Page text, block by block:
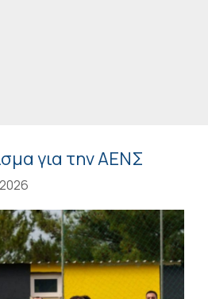
για την ΑΕΝΣ